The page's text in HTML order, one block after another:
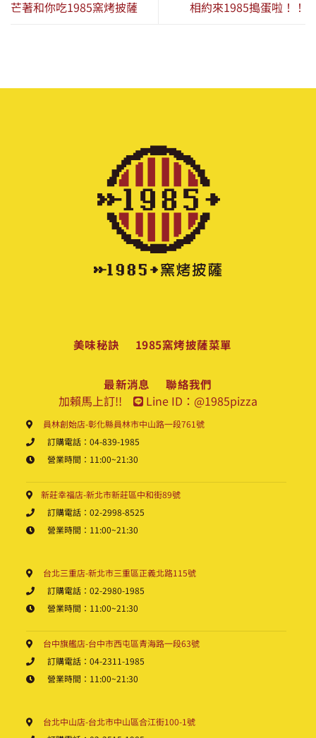
芒著和你吃1985窯烤披薩 相約來1985搗蛋啦！！
美味秘訣 1985窯烤披薩菜單
最新消息 聯絡我們
加賴馬上訂!! Line ID：@1985pizza
員林創始店-彰化縣員林市中山路一段761號
訂購電話：04-839-1985
營業時間：11:00~21:30
新莊幸福店-新北市新莊區中和街89號
訂購電話：02-2998-8525
營業時間：11:00~21:30
台北三重店-新北市三重區正義北路115號
訂購電話：02-2980-1985
營業時間：11:00~21:30
台中旗艦店-台中市西屯區青海路一段63號
訂購電話：04-2311-1985
營業時間：11:00~21:30
台北中山店-台北市中山區合江街100-1號